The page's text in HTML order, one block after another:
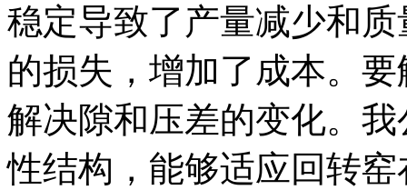
稳定导致了产量减少和
的损失，增加了成本。
解决隙和压差的变化。
性结构，能够适应回转